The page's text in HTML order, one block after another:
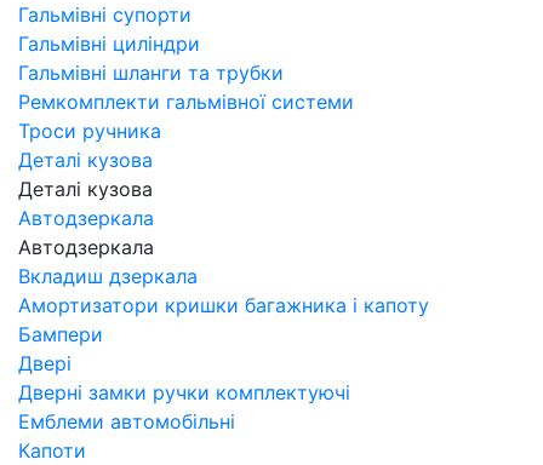
Гальмівні супорти
Гальмівні циліндри
Гальмівні шланги та трубки
Ремкомплекти гальмівної системи
Троси ручника
Деталі кузова
Деталі кузова
Автодзеркала
Автодзеркала
Вкладиш дзеркала
Амортизатори кришки багажника і капоту
Бампери
Двері
Дверні замки ручки комплектуючі
Емблеми автомобільні
Капоти